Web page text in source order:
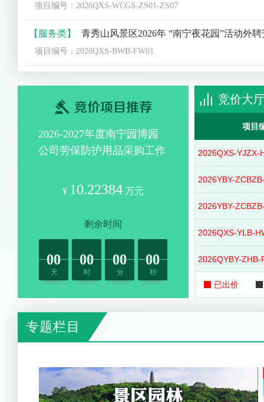
项目编号：2026QXS-WCGS-ZS01-ZS07
【服务类】 青秀山风景区2026年 “南宁夜花园”活动外聘安保服务采购（项目编号
项目编号：2026QXS-BWB-FW01
2026年青秀山风景区第三季度绿化养护生产资料（化肥采购工作）（项目
项目编号：2026QXS-YLB-HW15
【货物类】 景区绿化养护生产资料及日常花卉种植种苗与生产资料采购工作——景区日常花卉种植种苗及生产资料采购工作（2026年上半年生产资
项目编号：2026QXS-HHGS-WL01(重1）
2026-2027年度南宁园博园
公司劳保防护用品采购工作
号:2026YBY-ZCBZB-
¥ 10.22384 万元
剩余时间
00
01
01
00 00
01
01
00 00
01
01
00 00
01
01
00
竞价大
项目
2026QXS-YJZX-
2026YBY-
2026QXS-YLB-
2026QYBY-ZHB-
2025QXS-YLB-
2025YBY-YRB-
已出价
专题栏目